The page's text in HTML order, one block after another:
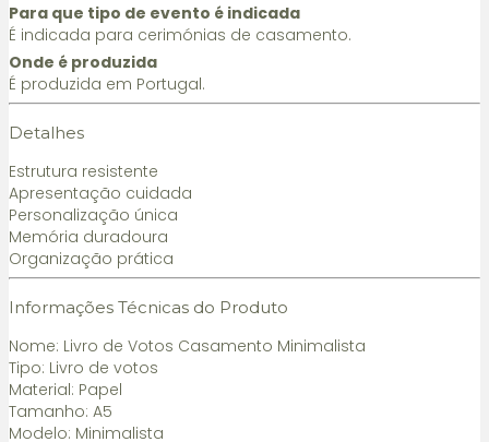
Para que tipo de evento é indicada
É indicada para cerimónias de casamento.
Onde é produzida
É produzida em Portugal.
Detalhes
Estrutura resistente
Apresentação cuidada
Personalização única
Memória duradoura
Organização prática
Informações Técnicas do Produto
Nome: Livro de Votos Casamento Minimalista
Tipo: Livro de votos
Material: Papel
Tamanho: A5
Modelo: Minimalista